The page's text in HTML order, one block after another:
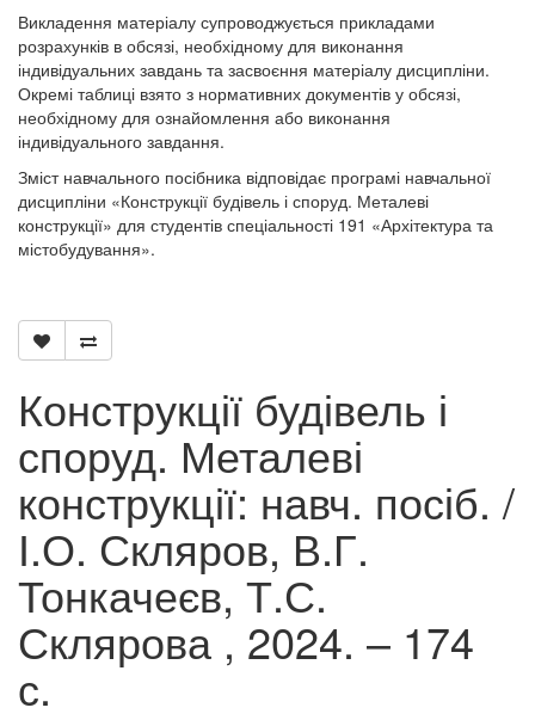
Викладення матеріалу супроводжується прикладами
розрахунків в обсязі, необхідному для виконання
індивідуальних завдань та засвоєння матеріалу дисципліни.
Окремі таблиці взято з нормативних документів у обсязі,
необхідному для ознайомлення або виконання
індивідуального завдання.
Зміст навчального посібника відповідає програмі навчальної
дисципліни «Конструкції будівель і споруд. Металеві
конструкції» для студентів спеціальності 191 «Архітектура та
містобудування».
Конструкції будівель і
споруд. Металеві
конструкції: навч. посіб. /
І.О. Скляров, В.Г.
Тонкачеєв, Т.С.
Склярова , 2024. – 174
с.